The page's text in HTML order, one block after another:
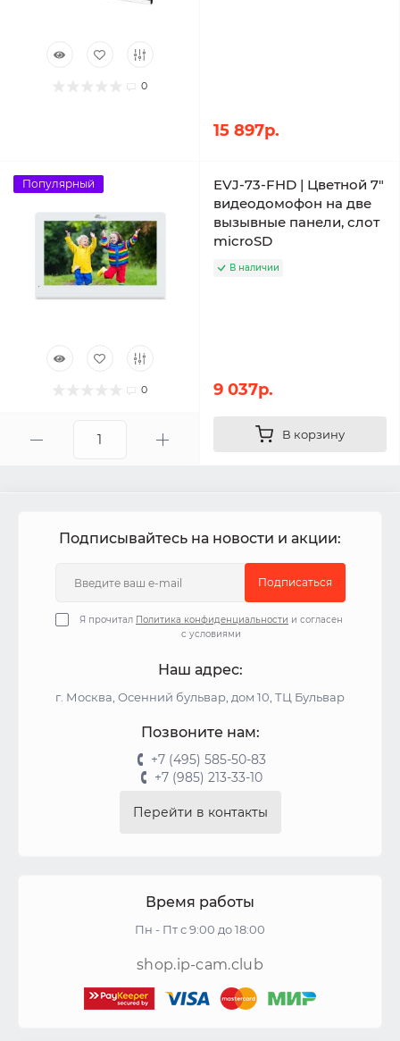
0
15 897р.
Популярный
0
EVJ-73-FHD | Цветной 7"
видеодомофон на две
вызывные панели, слот
microSD
В наличии
9 037р.
В корзину
Подписывайтесь на новости и акции:
Подписаться
Я прочитал Политика конфиденциальности и согласен
с условиями
Наш адрес:
г. Москва, Осенний бульвар, дом 10, ТЦ Бульвар
Позвоните нам:
+7 (495) 585-50-83
+7 (985) 213-33-10
Перейти в контакты
Время работы
Пн - Пт с 9:00 до 18:00
shop.ip-cam.club